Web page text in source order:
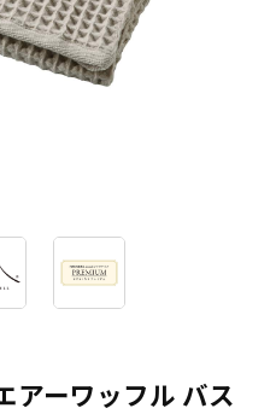
アーワッフル バス